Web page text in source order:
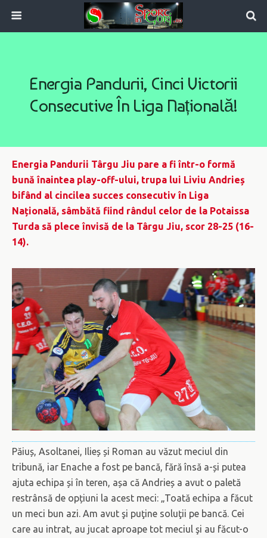
Energia Pandurii, Cinci Victorii
Consecutive În Liga Națională!
Energia Pandurii Târgu Jiu pare a fi într-o formă
bună înaintea play-off-ului, trupa lui Liviu Andrieș
bifând al cincilea succes consecutiv în Liga
Națională, sâmbătă fiind rândul celor de la Potaissa
Turda să plece învisă de la Târgu Jiu, scor 28-25 (16-
14).
Păiuș, Asoltanei, Ilieș și Roman au văzut meciul din
tribună, iar Enache a fost pe bancă, fără însă a-și putea
ajuta echipa și în teren, așa că Andrieș a avut o paletă
restrânsă de opțiuni la acest meci: „Toată echipa a făcut
un meci bun azi. Am avut şi puţine soluţii pe bancă. Cei
care au intrat, au jucat aproape tot meciul şi au făcut-o